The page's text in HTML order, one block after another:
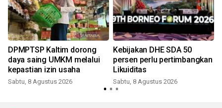
DPMPTSP Kaltim dorong
daya saing UMKM melalui
kepastian izin usaha
Sabtu, 8 Agustus 2026
Kebijakan DHE SDA 50
persen perlu pertimbangkan
Likuiditas
Sabtu, 8 Agustus 2026